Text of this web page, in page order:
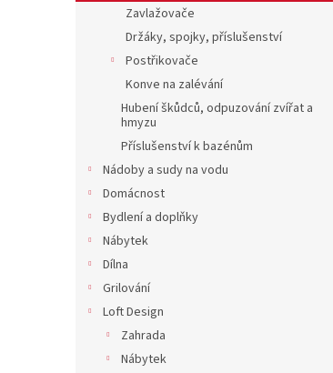
Zavlažovače
Držáky, spojky, příslušenství
Postřikovače
Konve na zalévání
Hubení škůdců, odpuzování zvířat a
hmyzu
Příslušenství k bazénům
Nádoby a sudy na vodu
Domácnost
Bydlení a doplňky
Nábytek
Dílna
Grilování
Loft Design
Zahrada
Nábytek